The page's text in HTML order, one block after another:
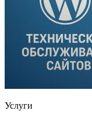
Услуги